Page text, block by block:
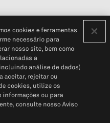
do cliente (em inglês)
© 2026 S&P Global
cookies e ferramentas
necessário para
nosso site, bem como
a
análise de dados)
aceitar, rejeitar ou
cookies, utilize os
informações ou para
consulte nosso Aviso